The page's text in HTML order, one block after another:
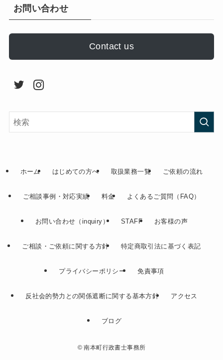
お問い合わせ
Contact us
ホーム はじめての方へ 取扱業務一覧 ご依頼の流れ
ご相談事例・対応実績 料金 よくあるご質問（FAQ）
お問い合わせ（inquiry） STAFF お客様の声
ご相談・ご依頼に関する方針 特定商取引法に基づく表記
プライバシーポリシー 免責事項
反社会的勢力との関係遮断に関する基本方針 アクセス
ブログ
©南本町行政書士事務所